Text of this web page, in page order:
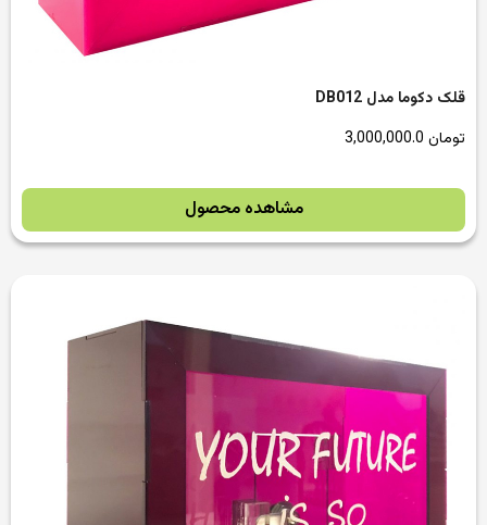
قلک دکوما مدل DB012
تومان
مشاهده محصول